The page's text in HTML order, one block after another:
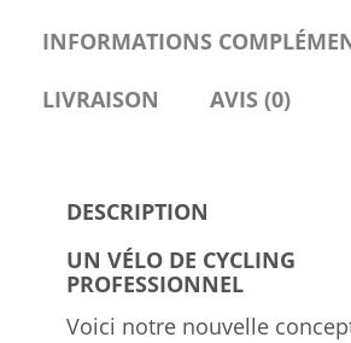
INFORMATIONS
LIVRAISON
AVIS (0)
DESCRIPTION
UN VÉLO DE CYCLING
PROFESSIONNEL
Voici notre nouvelle